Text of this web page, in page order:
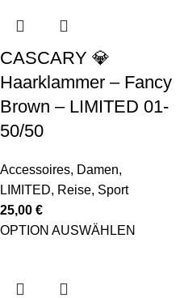
CASCARY 💎
Haarklammer – Fancy
Brown – LIMITED 01-
50/50
Accessoires, Damen,
LIMITED, Reise, Sport
25,00 €
OPTION AUSWÄHLEN